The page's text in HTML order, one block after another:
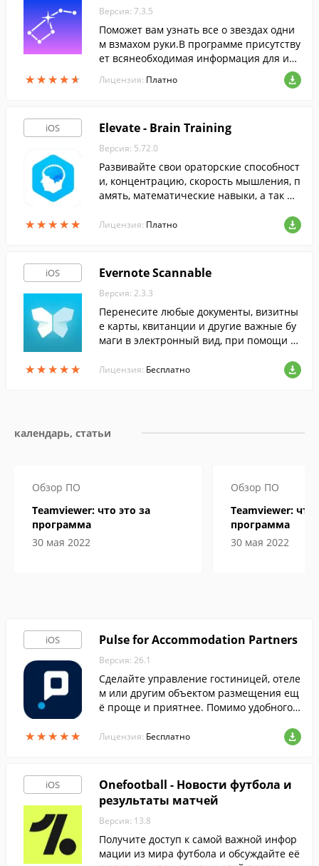
★★★★★
★★★★★
Версия: 7.3.5
Поможет вам узнать все о звездах одни
м взмахом руки.В программе присутству
ет всянеобходимая информация для изу
Лицензия: Платно
iOS
★★★★★
★★★★★
Elevate - Brain Training
Версия: 5.72.0
Развивайте свои ораторские способност
и, концентрацию, скорость мышления, п
амять, математические навыки, а так же
ммы.
Лицензия: Платно
iOS
★★★★★
★★★★★
Evernote Scannable
Версия: 2.3.3
Перенесите любые документы, визитны
е карты, квитанции и другие важные бу
маги в электронный вид, при помощи эт
Лицензия: Бесплатно
календарь, статьи
Обзор ПО
Teamviewer: что это за
программа
30 мая 2022
Обзор ПО
Teamviewer: что
программа
30 мая 2022
iOS
★★★★★
★★★★★
Pulse for Accommodation Partners
Версия: 26.1
Сделайте управление гостиницей, отеле
м или другим объектом размещения ещ
ё проще и приятнее. Помимо удобного
ем полезных функций, которые облегчат
Лицензия: Бесплатно
iOS
Onefootball - Новости футбола и
результаты матчей
Версия: 13.8
Получите доступ к самой важной инфор
мации из мира футбола и обсуждайте её